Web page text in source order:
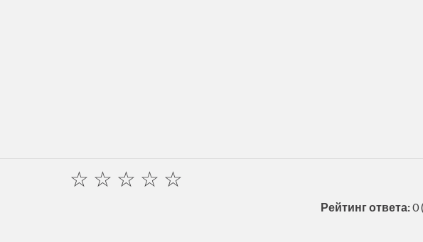
☆
☆
☆
☆
☆
Рейтинг ответа:0